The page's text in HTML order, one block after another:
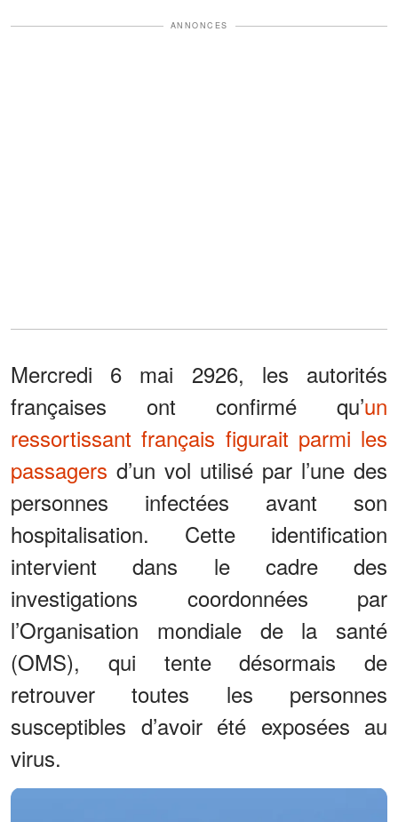
ANNONCES
Mercredi 6 mai 2926, les autorités
françaises ont confirmé qu’un
ressortissant français figurait parmi les
passagers d’un vol utilisé par l’une des
personnes infectées avant son
hospitalisation. Cette identification
intervient dans le cadre des
investigations coordonnées par
l’Organisation mondiale de la santé
(OMS), qui tente désormais de
retrouver toutes les personnes
susceptibles d’avoir été exposées au
virus.